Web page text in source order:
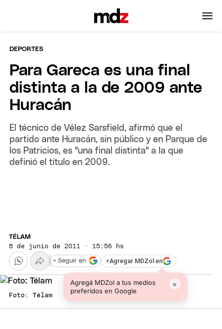
DEPORTES
Para Gareca es una final
distinta a la de 2009 ante
Huracán
El técnico de Vélez Sarsfield, afirmó que el
partido ante Huracán, sin público y en Parque de
los Patricios, es "una final distinta" a la que
definió el título en 2009.
TÉLAM
8 de junio de 2011 · 15:56 hs
+Agregar MDZol en
Agregá MDZol a tus medios
preferidos en Google
×
+ Seguir en
Foto: Télam